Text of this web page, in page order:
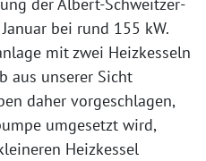
bei rund 155 kW.
mit zwei Heizkesseln
aus unserer Sicht
daher vorgeschlagen,
umgesetzt wird,
Heizkessel